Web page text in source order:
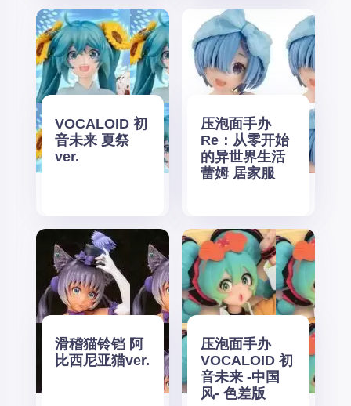
VOCALOID 初
音未来 夏祭
ver.
压泡面手办
Re：从零开始
的异世界生活
蕾姆 居家服
滑稽猫铃铛 阿
比西尼亚猫ver.
压泡面手办
VOCALOID 初
音未来 -中国
风- 色差版